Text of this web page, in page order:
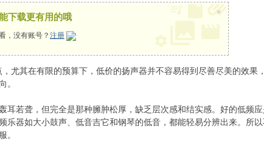
下载更有用的哦
，没有账号？ 注册
×
尤其在有限的预算下，低价的扬声器并不容易得到尽善尽美的效果
。
若聋，但完全是那种臃肿松厚，缺乏层次感和结实感。好的低频
乐器如大小鼓声、低音吉它和钢琴的低音，都能轻易分辨出来。所
。